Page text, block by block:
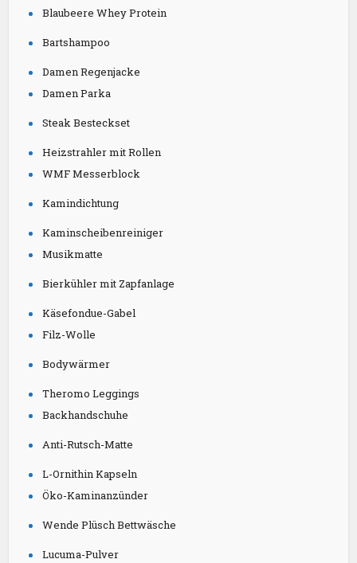
Blaubeere Whey Protein
Bartshampoo
Damen Regenjacke
Damen Parka
Steak Besteckset
Heizstrahler mit Rollen
WMF Messerblock
Kamindichtung
Kaminscheibenreiniger
Musikmatte
Bierkühler mit Zapfanlage
Käsefondue-Gabel
Filz-Wolle
Bodywärmer
Theromo Leggings
Backhandschuhe
Anti-Rutsch-Matte
L-Ornithin Kapseln
Öko-Kaminanzünder
Wende Plüsch Bettwäsche
Lucuma-Pulver